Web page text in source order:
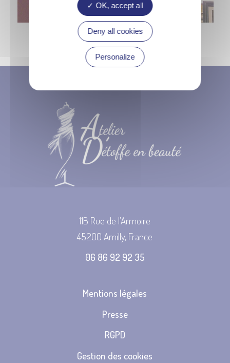
11B Rue de l’Armoire
45200 Amilly, France
06 86 92 92 35
Mentions légales
Presse
RGPD
Gestion des cookies
OK, accept all
Deny all cookies
Personalize